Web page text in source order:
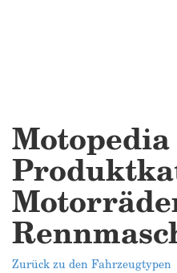
Motopedia
Zurück zu den Fahrzeugtypen